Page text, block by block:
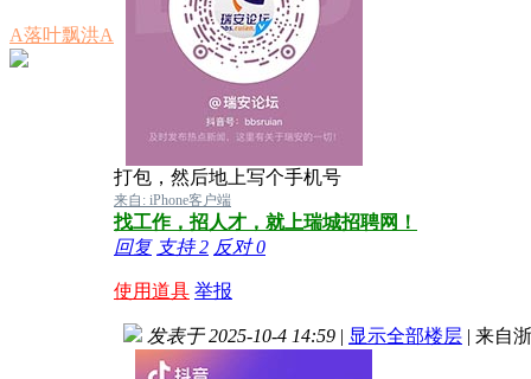
A落叶飘洪A
打包，然后地上写个手机号
来自: iPhone客户端
找工作，招人才，就上瑞城招聘网！
回复 支持2 反对0
使用道具 举报
发表于 2025-10-4 14:59 | 显示全部楼层 | 来自